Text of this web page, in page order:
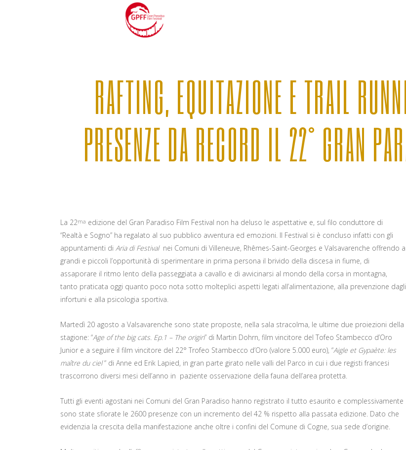
RAFTING, EQUITAZIONE E TRAIL
PRESENZE DA RECORD IL 22° GRAN
La 22ma edizione del Gran Paradiso Film Festival non ha deluso le aspettative e, sul filo conduttore di
“Realtà e Sogno” ha regalato al suo pubblico avventura ed emozioni. Il Festival si è concluso infatti con gli
appuntamenti di Aria di Festivalnei Comuni di Villeneuve, Rhêmes-Saint-Georges e Valsavarenche offrendo a
grandi e piccoli l’opportunità di sperimentare in prima persona il brivido della discesa in fiume, di
assaporare il ritmo lento della passeggiata a cavallo e di avvicinarsi al mondo della corsa in montagna,
tanto praticata oggi quanto poco nota sotto molteplici aspetti legati all’alimentazione, alla prevenzione dagli
infortuni e alla psicologia sportiva.
Martedì 20 agosto a Valsavarenche sono state proposte, nella sala stracolma, le ultime due proiezioni della
stagione: “Age of the big cats. Ep.1 – The origin” di Martin Dohrn, film vincitore del Tofeo Stambecco d’Oro
Junior e a seguire il film vincitore del 22° Trofeo Stambecco d’Oro (valore 5.000 euro), “Aigle et Gypaète: les
maître du ciel“ di Anne ed Erik Lapied, in gran parte girato nelle valli del Parco in cui i due registi francesi
trascorrono diversi mesi dell’anno in paziente osservazione della fauna dell’area protetta.
Tutti gli eventi agostani nei Comuni del Gran Paradiso hanno registrato il tutto esaurito e complessivamente
sono state sfiorate le 2600 presenze con un incremento del 42 % rispetto alla passata edizione. Dato che
evidenzia la crescita della manifestazione anche oltre i confini del Comune di Cogne, sua sede d’origine.